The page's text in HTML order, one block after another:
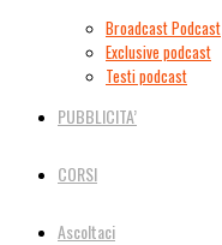
Broadcast Podcast
Exclusive podcast
Testi podcast
PUBBLICITA’
CORSI
Ascoltaci